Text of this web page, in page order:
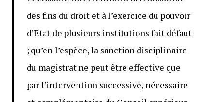
des fins du droit et à l’exercice du pouvoir
d’Etat de plusieurs institutions fait défaut
; qu’en l’espèce, la sanction disciplinaire
du magistrat ne peut être effective que
par l’intervention successive, nécessaire